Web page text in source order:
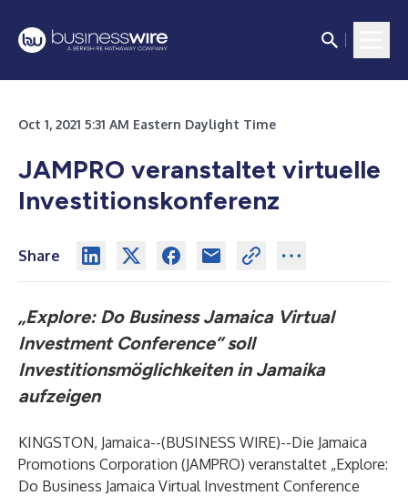
Oct 1, 2021 5:31 AM Eastern Daylight Time
JAMPRO veranstaltet virtuelle
Investitionskonferenz
Share
„Explore: Do Business Jamaica Virtual
Investment Conference“ soll
Investitionsmöglichkeiten in Jamaika
aufzeigen
KINGSTON, Jamaica--(BUSINESS WIRE)--Die Jamaica
Promotions Corporation (JAMPRO) veranstaltet „Explore:
Do Business Jamaica Virtual Investment Conference